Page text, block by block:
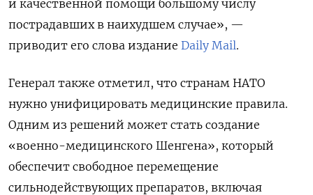
и качественной помощи большому числу
пострадавших в наихудшем случае», —
приводит его слова издание Daily Mail.
Генерал также отметил, что странам НАТО
нужно унифицировать медицинские правила.
Одним из решений может стать создание
«военно-медицинского Шенгена», который
обеспечит свободное перемещение
сильнодействующих препаратов, включая